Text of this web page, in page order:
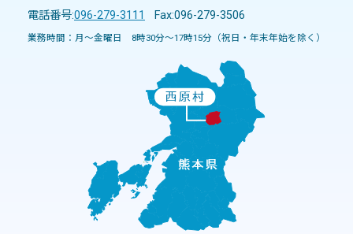
電話番号:096-279-3111 Fax:096-279-3506
業務時間：月～金曜日 8時30分～17時15分（祝日・年末年始を除く）